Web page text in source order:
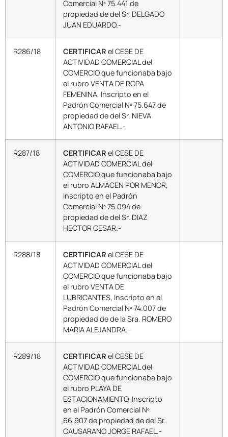
Comercial Nº 75.441 de
propiedad de del Sr. DELGADO
JUAN EDUARDO.-
R286/18 CERTIFICAR el CESE DE
ACTIVIDAD COMERCIAL del
COMERCIO que funcionaba bajo
el rubro VENTA DE ROPA
FEMENINA, Inscripto en el
Padrón Comercial Nº 75.647 de
propiedad de del Sr. NIEVA
ANTONIO RAFAEL.-
R287/18 CERTIFICAR el CESE DE
ACTIVIDAD COMERCIAL del
COMERCIO que funcionaba bajo
el rubro ALMACEN POR MENOR,
Inscripto en el Padrón
Comercial Nº 75.094 de
propiedad de del Sr. DIAZ
HECTOR CESAR.-
R288/18 CERTIFICAR el CESE DE
ACTIVIDAD COMERCIAL del
COMERCIO que funcionaba bajo
el rubro VENTA DE
LUBRICANTES, Inscripto en el
Padrón Comercial Nº 74.007 de
propiedad de de la Sra. ROMERO
MARIA ALEJANDRA.-
R289/18 CERTIFICAR el CESE DE
ACTIVIDAD COMERCIAL del
COMERCIO que funcionaba bajo
el rubro PLAYA DE
ESTACIONAMIENTO, Inscripto
en el Padrón Comercial Nº
66.907 de propiedad de del Sr.
CAUSARANO JORGE RAFAEL.-